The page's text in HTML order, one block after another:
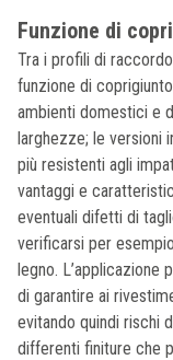
Funzione di
Tra i profili di
funzione di
ambienti domestici e
larghezze; le versioni
più resistenti agli
vantaggi e
eventuali difetti di
verificarsi per
legno. L’applicazione
di garantire ai
evitando quindi rischi
differenti finiture che